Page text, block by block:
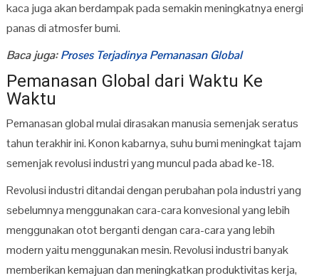
kaca juga akan berdampak pada semakin meningkatnya energi
panas di atmosfer bumi.
Baca juga:Proses Terjadinya Pemanasan Global
Pemanasan Global dari Waktu Ke
Waktu
Pemanasan global mulai dirasakan manusia semenjak seratus
tahun terakhir ini. Konon kabarnya, suhu bumi meningkat tajam
semenjak revolusi industri yang muncul pada abad ke-18.
Revolusi industri ditandai dengan perubahan pola industri yang
sebelumnya menggunakan cara-cara konvesional yang lebih
menggunakan otot berganti dengan cara-cara yang lebih
modern yaitu menggunakan mesin. Revolusi industri banyak
memberikan kemajuan dan meningkatkan produktivitas kerja,